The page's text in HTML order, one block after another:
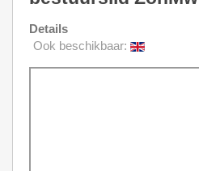
Details
Ook beschikbaar: